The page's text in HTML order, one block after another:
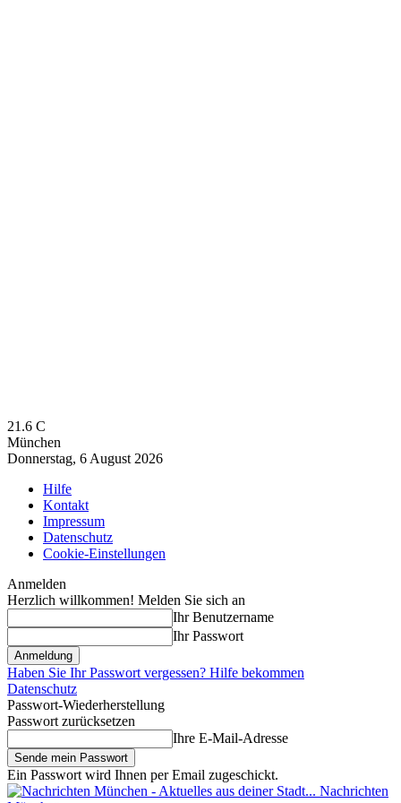
21.6 C
München
Donnerstag, 6 August 2026
Hilfe
Kontakt
Impressum
Datenschutz
Cookie-Einstellungen
Anmelden
Herzlich willkommen! Melden Sie sich an
Ihr Benutzername
Ihr Passwort
Haben Sie Ihr Passwort vergessen? Hilfe bekommen
Datenschutz
Passwort-Wiederherstellung
Passwort zurücksetzen
Ihre E-Mail-Adresse
Ein Passwort wird Ihnen per Email zugeschickt.
Nachrichten